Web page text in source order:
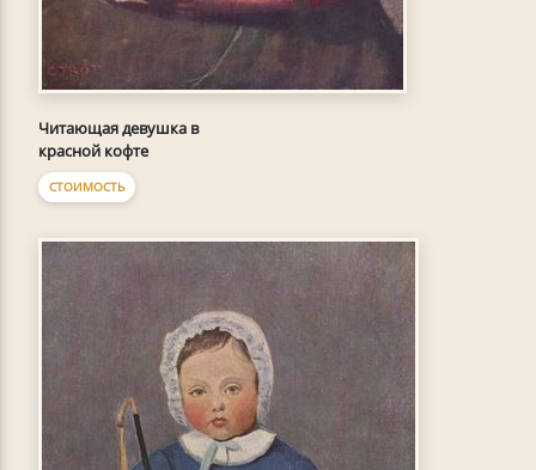
Читающая девушка в
красной кофте
СТОИМОСТЬ